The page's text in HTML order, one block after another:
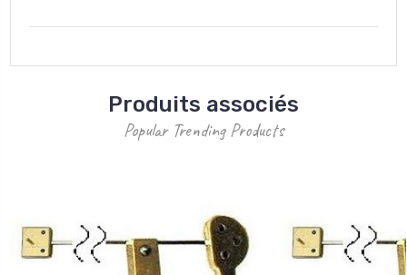
Produits associés
Popular Trending Products